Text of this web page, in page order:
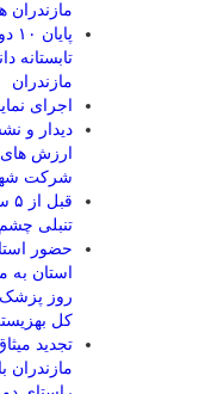
مازندران
مازندران
اجرای
دیدار و
ارزش
شرکت
تنبلی چشم
حضور
استان به
روز
کل
تجدید
مازندران